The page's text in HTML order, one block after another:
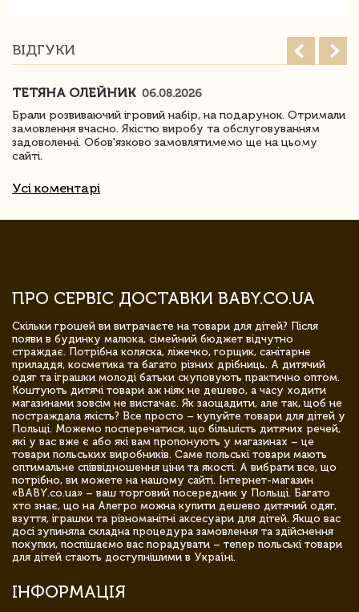
ВІДГУКИ
ТЕТЯНА ОЛЕЙНИК 06.08.2026
Брали розвиваючий ігровий набір, на подарунок. Отримали
замовлення вчасно. Якістю виробу та обслуговуванням
задоволенні. Обов'язково замовлятимемо ще на цьому
сайті.
Усі коментарі
ПРО СЕРВІС ДОСТАВКИ BABY.CO.UA
Скільки грошей ви витрачаєте на товари для дітей? Після
появи в будинку малюка, сімейний бюджет відчутно
страждає. Потрібна коляска, ліжечко, горщик, санітарне
приладдя, косметика та багато різних дрібниць. А дитячий
одяг та іграшки молоді батьки скуповують практично оптом.
Коштують дитячі товари аж ніяк не дешево, а часу ходити
магазинами зовсім не вистачає. Як заощадити, але так, щоб не
постраждала якість? Все просто – купуйте товари для дітей у
Польщі. Можемо посперечатися, що більшість дитячих речей,
які у вас вже є або які вам пропонують у магазинах – це
товари польських виробників. Саме польські товари мають
оптимальне співвідношення ціни та якості. А вибрати все, що
потрібно, ви можете на нашому сайті. Інтернет-магазин
«BABY.co.ua» – ваш торговий посередник у Польщі. Багато
хто знає, що на Алегро можна купити дешево дитячий одяг,
взуття, іграшки та різноманітні аксесуари для дітей. Якщо вас
досі зупиняла складна процедура замовлення та здійснення
покупки, поспішаємо вас порадувати – тепер польські товари
для дітей стають доступнішими в Україні.
ІНФОРМАЦІЯ